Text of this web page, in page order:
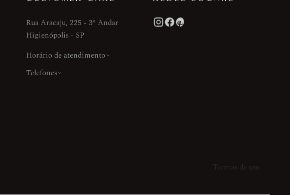
Rua Aracaju, 225 - 3º Andar
Higienópolis - SP
Horário de atendimento
Telefones
Termos de uso